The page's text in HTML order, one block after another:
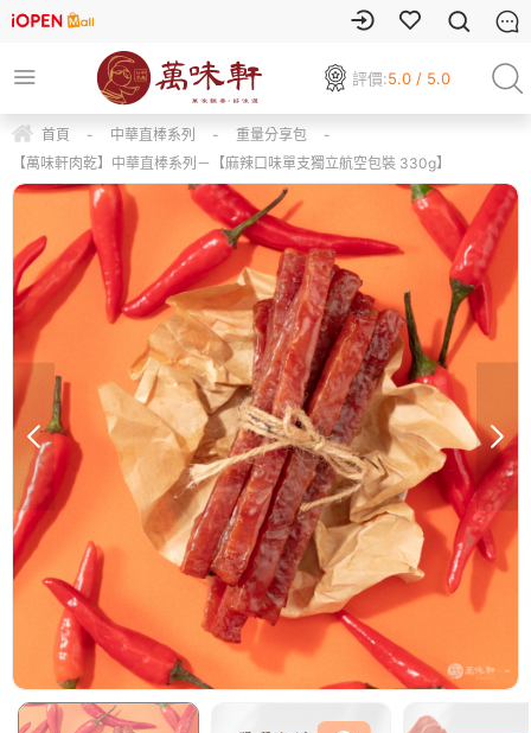
評價:5.0 / 5.0
首頁 - 中華直棒系列 - 重量分享包
-
【萬味軒肉乾】中華直棒系列－【麻辣口味單支獨立航空包裝 330g】